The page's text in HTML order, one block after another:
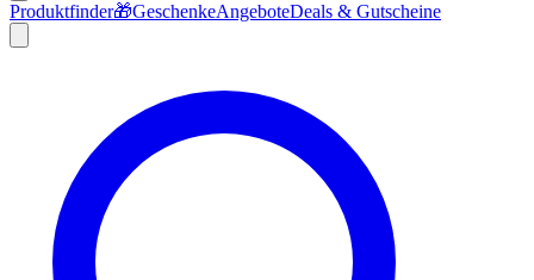
Produktfinder🎁GeschenkeAngeboteDeals & Gutscheine